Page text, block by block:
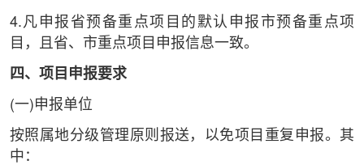
4.凡申报省预备重点项目的默认申报市预备重点项
目，且省、市重点项目申报信息一致。
四、项目申报要求
(一)申报单位
按照属地分级管理原则报送，以免项目重复申报。其
中：